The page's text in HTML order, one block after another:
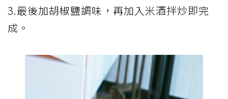
3.最後加胡椒鹽調味，再加入米酒拌炒即完
成。